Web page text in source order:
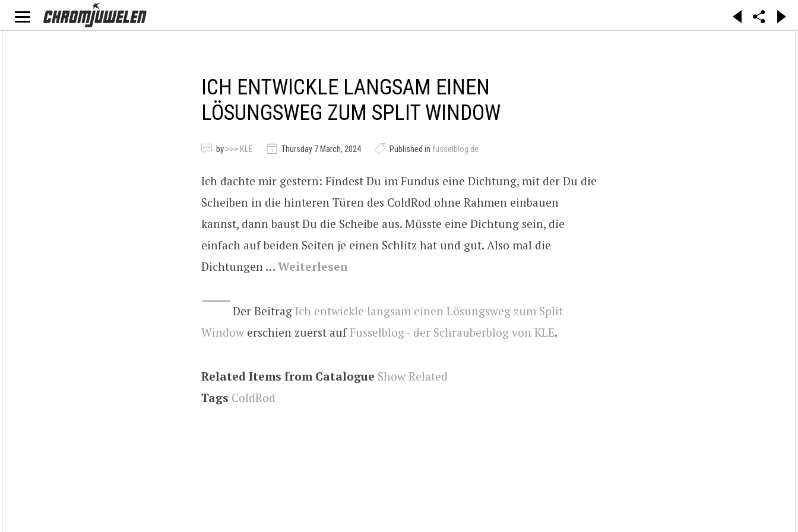
ICH ENTWICKLE LANGSAM EINEN
LÖSUNGSWEG ZUM SPLIT WINDOW
by >>> KLE Thursday 7 March, 2024 Published in fusselblog.de
Ich dachte mir gestern: Findest Du im Fundus eine Dichtung, mit der Du die
Scheiben in die hinteren Türen des ColdRod ohne Rahmen einbauen
kannst, dann baust Du die Scheibe aus. Müsste eine Dichtung sein, die
einfach auf beiden Seiten je einen Schlitz hat und gut. Also mal die
Dichtungen … Weiterlesen
Der Beitrag Ich entwickle langsam einen Lösungsweg zum Split
Window erschien zuerst auf Fusselblog - der Schrauberblog von KLE.
Related Items from Catalogue Show Related
Tags ColdRod